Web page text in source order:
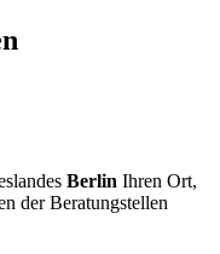
Berlin Ihren Ort,
der Beratungstellen